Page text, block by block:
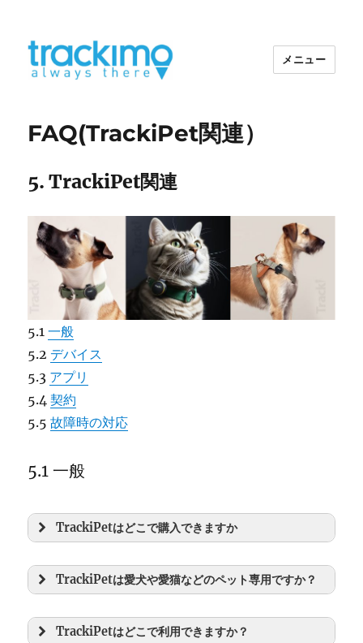
メニュー
FAQ(TrackiPet関連）
5. TrackiPet関連
5.1一般
5.2 デバイス
5.3 アプリ
5.4契約
5.5故障時の対応
5.1 一般
TrackiPetはどこで購入できますか
TrackiPetは愛犬や愛猫などのペット専用ですか？
TrackiPetはどこで利用できますか？